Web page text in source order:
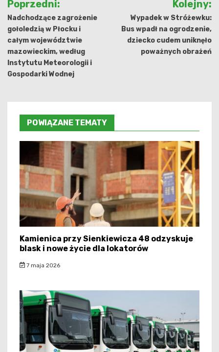
wpisu
Poprzedni:
Nadchodzące zagrożenie
gołoledzią w Płocku i
całym województwie
mazowieckim, według
Instytutu Meteorologii i
Gospodarki Wodnej
Kolejny:
Wypadek w Stróżewku:
Bus wpadł na ogrodzenie,
dziecko cudem uniknęło
poważnych obrażeń
POWIĄZANE TEMATY
Kamienica przy Sienkiewicza 48 odzyskuje
blask i nowe życie dla lokatorów
7 maja 2026